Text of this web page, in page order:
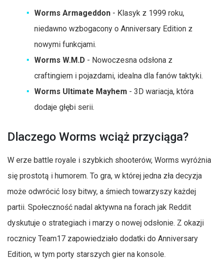
Worms Armageddon - Klasyk z 1999 roku,
niedawno wzbogacony o Anniversary Edition z
nowymi funkcjami.
Worms W.M.D - Nowoczesna odsłona z
craftingiem i pojazdami, idealna dla fanów taktyki.
Worms Ultimate Mayhem - 3D wariacja, która
dodaje głębi serii.
Dlaczego Worms wciąż przyciąga?
W erze battle royale i szybkich shooterów, Worms wyróżnia
się prostotą i humorem. To gra, w której jedna zła decyzja
może odwrócić losy bitwy, a śmiech towarzyszy każdej
partii. Społeczność nadal aktywna na forach jak Reddit
dyskutuje o strategiach i marzy o nowej odsłonie. Z okazji
rocznicy Team17 zapowiedziało dodatki do Anniversary
Edition, w tym porty starszych gier na konsole.